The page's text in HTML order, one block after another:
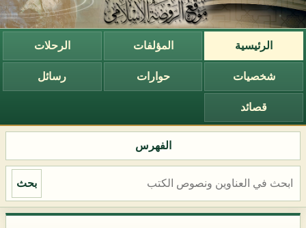
الرئيسية المؤلفات الرحلات
شخصيات حوارات رسائل
قصائد
الفهرس
بحث